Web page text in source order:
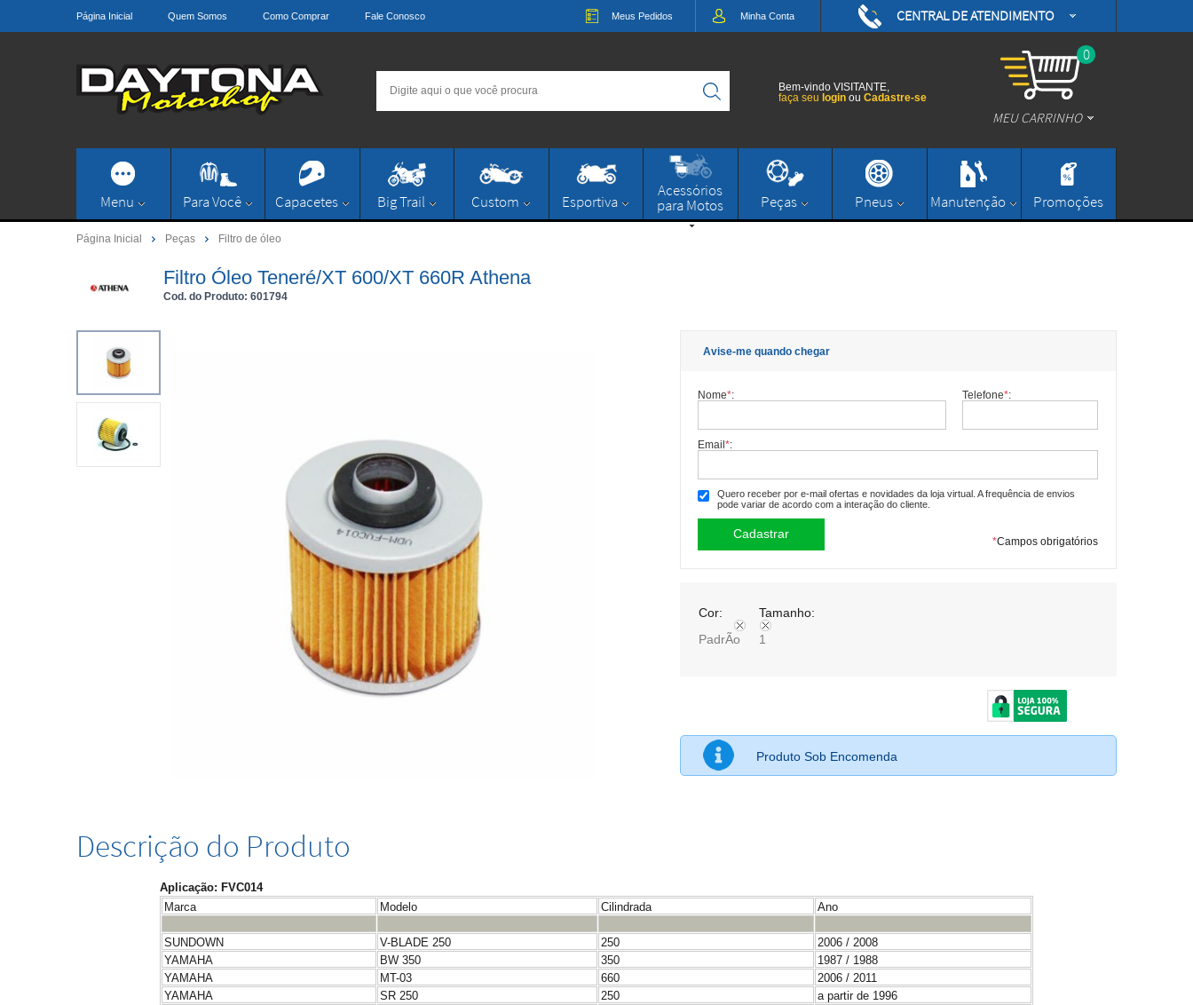
Página Inicial Quem Somos Como Comprar Fale Conosco CENTRAL DE ATENDIMENTO
/daytonamotos
/daytonamotos
contato@daytonamotoshop.com.br
Meus Pedidos MinhaConta
0
MEU CARRINHO
Bem-vindo VISITANTE,
faça seu login ou Cadastre-se
Menu Para Você Capacetes Big Trail Custom Esportiva
Acessórios
para Motos Peças Pneus Manutenção Promoções
Página Inicial Peças Filtro de óleo
Filtro Óleo Teneré/XT 600/XT 660R Athena
Cod. do Produto: 601794
Avise-me quando chegar
Nome*: Telefone*:
Email*:
Quero receber por e-mail ofertas e novidades da loja virtual. A frequência de envios
pode variar de acordo com a interação do cliente.
*Campos obrigatórios
Cor:
PadrÃo
Tamanho:
1
Produto Sob Encomenda
Descrição do Produto
Aplicação: FVC014
Marca
Modelo Cilindrada Ano
SUNDOWN V-BLADE 250 250
2006 / 2008
YAMAHA
BW 350 350
1987 / 1988
YAMAHA
MT-03 660
2006 / 2011
YAMAHA
SR 250 250
a partir de 1996